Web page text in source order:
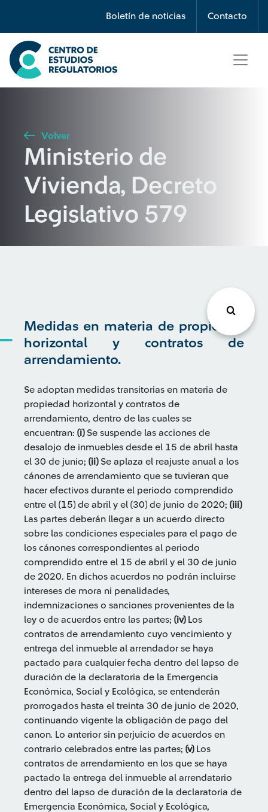
Boletín de noticias Contacto
Búsqueda
Seleccione país
Buscar
Volver
Ministerio de
Vivienda, Decreto
Legislativo 579
Medidas en materia de propiedad
horizontal y contratos de
arrendamiento.
Se adoptan medidas transitorias en materia de
propiedad horizontal y contratos de
arrendamiento, dentro de las cuales se
encuentran: (i)Se suspende las acciones de
desalojo de inmuebles desde el 15 de abril hasta
el 30 de junio; (ii)Se aplaza el reajuste anual a los
cánones de arrendamiento que se tuvieran que
hacer efectivos durante el periodo comprendido
entre el (15) de abril y el (30) de junio de 2020; (iii)
Las partes deberán llegar a un acuerdo directo
sobre las condiciones especiales para el pago de
los cánones correspondientes al periodo
comprendido entre el 15 de abril y el 30 de junio
de 2020. En dichos acuerdos no podrán incluirse
intereses de mora ni penalidades,
indemnizaciones o sanciones provenientes de la
ley o de acuerdos entre las partes; (iv)Los
contratos de arrendamiento cuyo vencimiento y
entrega del inmueble al arrendador se haya
pactado para cualquier fecha dentro del lapso de
duración de la declaratoria de la Emergencia
Económica, Social y Ecológica, se entenderán
prorrogados hasta el treinta 30 de junio de 2020,
continuando vigente la obligación de pago del
canon. Lo anterior sin perjuicio de acuerdos en
contrario celebrados entre las partes; (v)Los
contratos de arrendamiento en los que se haya
pactado la entrega del inmueble al arrendatario
dentro del lapso de duración de la declaratoria de
Emergencia Económica, Social y Ecológica,